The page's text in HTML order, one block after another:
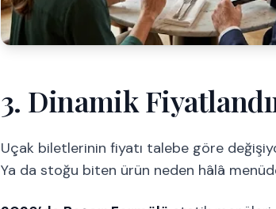
3. Dinamik
Uçak biletlerinin fiyatı talebe göre
Ya da stoğu biten ürün neden hâlâ